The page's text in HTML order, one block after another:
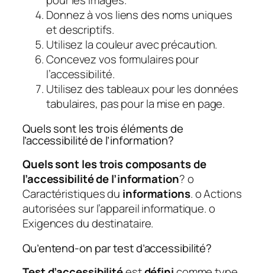
Donnez à vos liens des noms uniques
et descriptifs.
Utilisez la couleur avec précaution.
Concevez vos formulaires pour
l’accessibilité.
Utilisez des tableaux pour les données
tabulaires, pas pour la mise en page.
Quels sont les trois éléments de
l’accessibilité de l’information?
Quels sont les trois composants de
l’accessibilité de l’information? o
Caractéristiques du informations. o Actions
autorisées sur l’appareil informatique. o
Exigences du destinataire.
Qu’entend-on par test d’accessibilité?